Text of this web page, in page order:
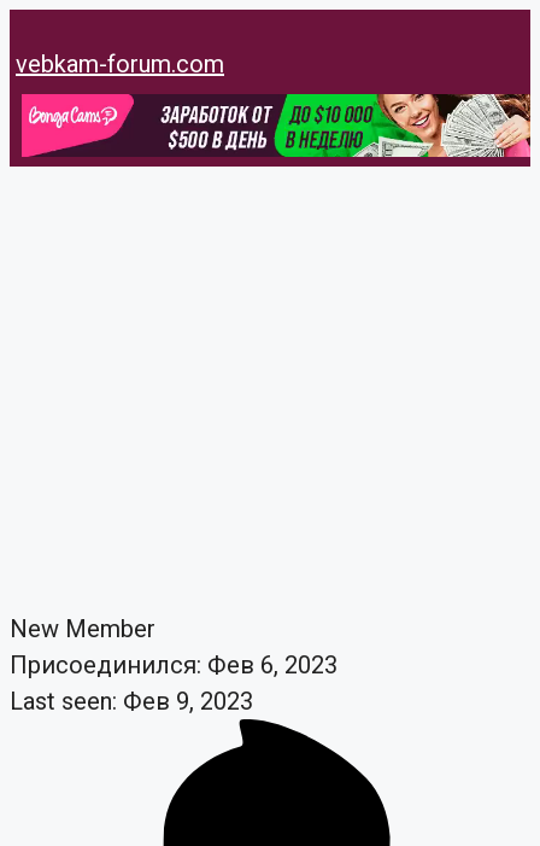
к
содержимому
vebkam-forum.com
New Member
Присоединился: Фев 6, 2023
Last seen: Фев 9, 2023